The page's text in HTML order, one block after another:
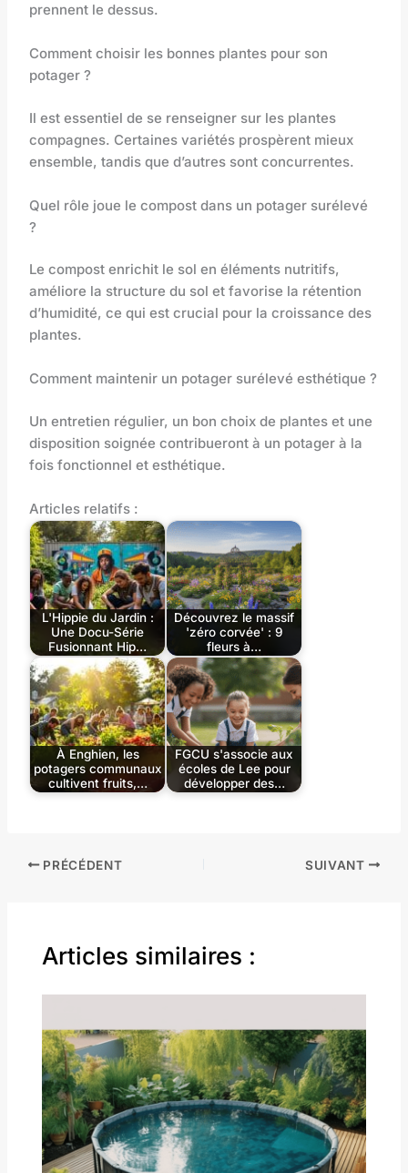
prennent le dessus.
Comment choisir les bonnes plantes pour son
potager ?
Il est essentiel de se renseigner sur les plantes
compagnes. Certaines variétés prospèrent mieux
ensemble, tandis que d’autres sont concurrentes.
Quel rôle joue le compost dans un potager surélevé
?
Le compost enrichit le sol en éléments nutritifs,
améliore la structure du sol et favorise la rétention
d’humidité, ce qui est crucial pour la croissance des
plantes.
Comment maintenir un potager surélevé esthétique ?
Un entretien régulier, un bon choix de plantes et une
disposition soignée contribueront à un potager à la
fois fonctionnel et esthétique.
Articles relatifs :
L'Hippie du Jardin :
Une Docu-Série
Fusionnant Hip…
Découvrez le massif
'zéro corvée' : 9
fleurs à…
À Enghien, les
potagers communaux
cultivent fruits,…
FGCU s'associe aux
écoles de Lee pour
développer des…
PRÉCÉDENT SUIVANT
Articles similaires :